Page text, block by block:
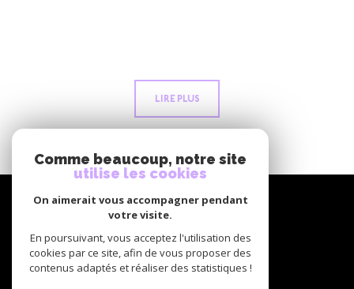
LIRE PLUS
suivre
Comme beaucoup, notre site
utilise les cookies
On aimerait vous accompagner pendant
votre visite.
En poursuivant, vous acceptez l'utilisation des
cookies par ce site, afin de vous proposer des
contenus adaptés et réaliser des statistiques !